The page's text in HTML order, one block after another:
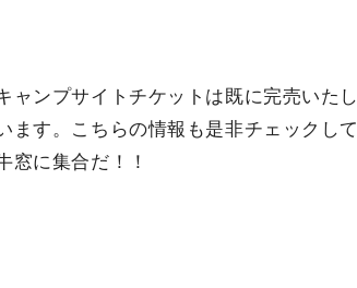
ャンプサイトチケットは既に完売いたし
ます。こちらの情報も是非チェックして
窓に集合だ！！